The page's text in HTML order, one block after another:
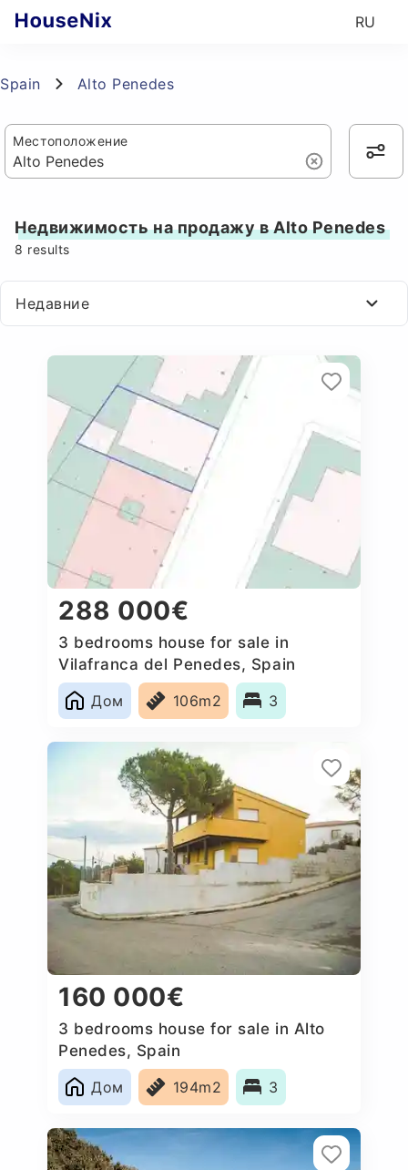
RU
Spain Alto Penedes
Местоположение
Недвижимость на продажу в Alto Penedes
8 results
Недавние
288 000€
3 bedrooms house for sale in
Vilafranca del Penedes, Spain
Дом
106m2 3
160 000€
3 bedrooms house for sale in Alto
Penedes, Spain
Дом
194m2 3